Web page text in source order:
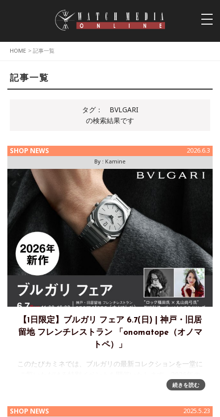
HOME > 記事一覧
記事一覧
タグ：
BVLGARI
の検索結果です
SHOP NEWS 2026.6.3
By : Kamine
【1日限定】ブルガリ フェア 6.7(日) | 神戸・旧居
留地 フレンチレストラン 「onomatope（オノマ
トペ）」
このたびカミネでは、ブルガリの最新コレクションを一堂に
Watches and Wondersで発表された新作モデルを中心に、ブ
続きを読む
SHOP NEWS 2025.5.23